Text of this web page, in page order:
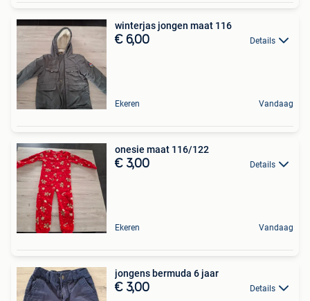
winterjas jongen maat 116
€ 6,00 Details
Ekeren Vandaag
onesie maat 116/122
€ 3,00 Details
Ekeren Vandaag
jongens bermuda 6 jaar
€ 3,00 Details